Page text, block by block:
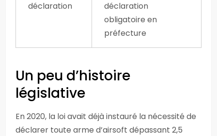
déclaration
déclaration
obligatoire en
préfecture
Un peu d’histoire
législative
En 2020, la loi avait déjà instauré la nécessité de
déclarer toute arme d’airsoft dépassant 2,5